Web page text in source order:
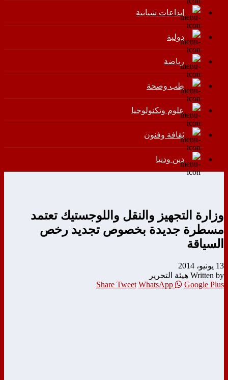
إبداعات شبابية
دولية
رياضة
طب وصحة
علوم وتكنولوجيا
ثقافة وفنون
دين ودنيا
وزارة التجهيز والنقل واللوجستيك تعتمد
مسطرة جديدة بخصوص تجديد رخص
السياقة
13 يونيو، 2014
Written by هيئة التحرير
Share Tweet WhatsApp Google Plus